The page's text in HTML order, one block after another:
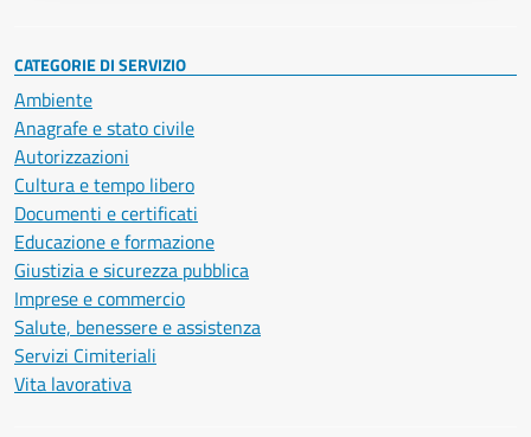
CATEGORIE DI SERVIZIO
Ambiente
Anagrafe e stato civile
Autorizzazioni
Cultura e tempo libero
Documenti e certificati
Educazione e formazione
Giustizia e sicurezza pubblica
Imprese e commercio
Salute, benessere e assistenza
Servizi Cimiteriali
Vita lavorativa